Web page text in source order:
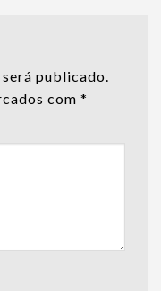
publicado.
com *